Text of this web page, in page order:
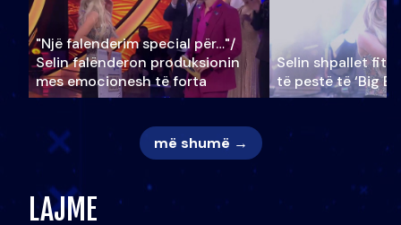
"Një falenderim special për…"/
Selin falënderon produksionin
mes emocionesh të forta
Selin shpallet
të pestë të ‘Big
më shumë →
LAJME